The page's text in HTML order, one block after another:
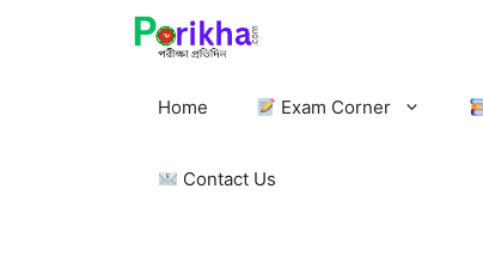
Home Exam Corner
Contact Us